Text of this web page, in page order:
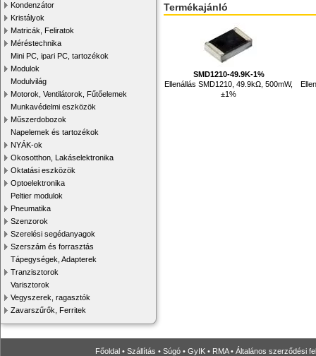
Kondenzátor
Kristályok
Matricák, Feliratok
Méréstechnika
Mini PC, ipari PC, tartozékok
Modulok
Modulvilág
Motorok, Ventilátorok, Fűtőelemek
Munkavédelmi eszközök
Műszerdobozok
Napelemek és tartozékok
NYÁK-ok
Okosotthon, Lakáselektronika
Oktatási eszközök
Optoelektronika
Peltier modulok
Pneumatika
Szenzorok
Szerelési segédanyagok
Szerszám és forrasztás
Tápegységek, Adapterek
Tranzisztorok
Varisztorok
Vegyszerek, ragasztók
Zavarszűrők, Ferritek
Termékajánló
SMD1210-49.9K-1%
Ellenállás SMD1210, 49.9kΩ, 500mW,
±1%
Főoldal • Szállítás • Súgó • GyIK • RMA• Általános szerződési